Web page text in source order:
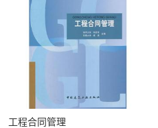
工程合同管理